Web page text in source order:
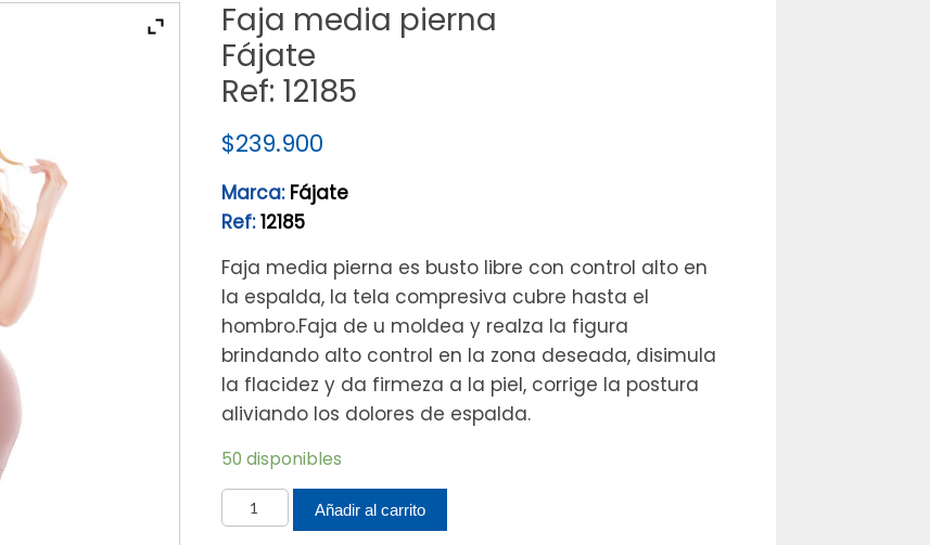
Faja media pierna
Fájate
Ref: 12185
$239.900
Marca: Fájate
Ref:12185
Faja media pierna es busto libre con control alto en
la espalda, la tela compresiva cubre hasta el
hombro.Faja de u moldea y realza la figura
brindando alto control en la zona deseada, disimula
la flacidez y da firmeza a la piel, corrige la postura
aliviando los dolores de espalda.
50 disponibles
Faja
media
Añadir al carrito